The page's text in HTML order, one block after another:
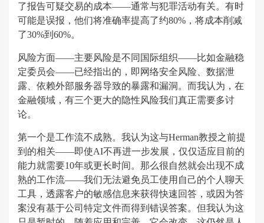
了报告可疑交易的成本——通常与犯罪活动有关。有时
可能是误报，他们将准确率提高了约80%，将成本削减
了30%到60%。
风险方面——主要风险是不同国际组织——比如金融稳
定委员会——已经指出的，即网络安全风险、数据泄
露、依赖外部服务器导致的暴露和漏洞。而我认为，在
金融领域，有三个更大的隐性风险我们真正需要多讨
论。
第一个是工作流不成熟。我认为这与Herman教授之前提
到的相关——即使AI不再进一步发展，仅仅适应目前的
能力就需要10年或更长时间。那么很自然就会出现不成
熟的工作流——我们无法避免员工使用自己的个人聊天
工具，透露客户的敏感信息来获得快速回答，或因为答
案没有基于公司特定文件而得到错误答案。但我认为这